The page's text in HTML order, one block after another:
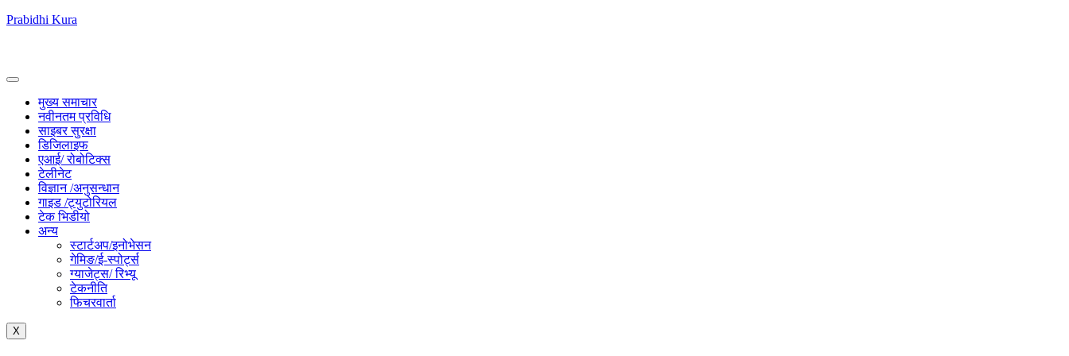
Prabidhi Kura
मुख्य समाचार
नवीनतम प्रविधि
साइबर सुरक्षा
डिजिलाइफ
एआई/ रोबोटिक्स
टेलीनेट
विज्ञान /अनुसन्धान
गाइड /ट्युटोरियल
टेक भिडीयो
अन्य
स्टार्टअप/इनोभेसन
गेमिङ/ई-स्पोर्ट्स
ग्याजेट्स/ रिभ्यू
टेकनीति
फिचरवार्ता
X